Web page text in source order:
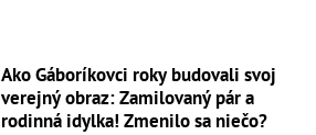
Ako Gáboríkovci roky budovali svoj
verejný obraz: Zamilovaný pár a
rodinná idylka! Zmenilo sa niečo?